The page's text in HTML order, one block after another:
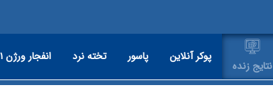
نتایج زنده
پوکر آنلاین پاسور تخته نرد انفجار ورژن ۱